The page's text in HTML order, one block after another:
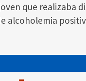
que realizaba
alcoholemia